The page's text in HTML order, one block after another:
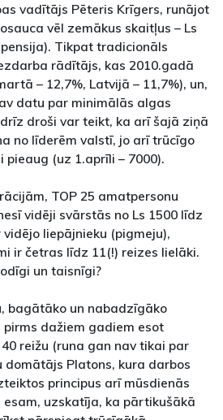
vadītājs Pēteris Krīgers, runājot
vēl zemākus skaitļus – Ls
Tikpat tradicionāls
rādītājs, kas 2010.gadā
– 12,7%, Latvijā – 11,7%), un,
datu par minimālās algas
droši var teikt, ka arī šajā ziņā
no līderēm valstī, jo arī trūcīgo
(uz 1.aprīli – 7000).
TOP 25 amatpersonu
vidēji svārstās no Ls 1500 līdz
liepājnieku (pigmeju),
ir četras līdz 11(!) reizes lielāki.
un taisnīgi?
bagātāko un nabadzīgāko
pirms dažiem gadiem esot
reižu (runa gan nav tikai par
domātājs Platons, kura darbos
principus arī mūsdienās
uzskatīja, ka pārtikušākā